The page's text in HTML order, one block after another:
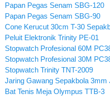
Papan Pegas Senam SBG-120
Papan Pegas Senam SBG-90
Cone Kerucut 30cm T-30
Peluit Elektronik Trinity PE-01
Stopwatch Profesional 60M
Stopwatch Profesional 30M
Stopwatch Trinity TNT-2009
Jaring Gawang Sepakbola 3mm
Bat Tenis Meja Olympus TTB-3